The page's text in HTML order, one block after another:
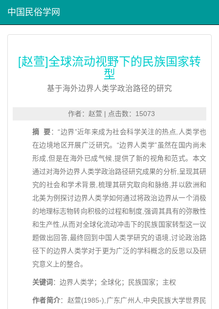
中国民俗学网
[赵萱]全球流动视野下的民族国家转
型
基于海外边界人类学政治路径的研究
作者：赵萱 | 点击数：15073
摘 要：“边界”近年来成为社会科学关注的热点,人类学也
在边境地区开展广泛研究。“边界人类学”虽然在国内尚未
形成,但是在海外已成气候,提供了新的视角和范式。本文
通过对海外边界人类学政治路径研究成果的分析,呈现其研
究的社会和学术背景,梳理其研究取向和脉络,并以欧洲和
北美为例探讨边界人类学如何通过将政治边界从一个消极
的地理标志物转向积极的过程和制度,强调其具有的弥散性
和生产性,从而对全球化流动冲击下的民族国家转型这一议
题做出回答,最终回到中国人类学研究的语境,讨论政治路
径下的边界人类学对于更为广泛的学科概念的反思以及研
究意义上的整合。
关键词 ：边界人类学；全球化；民族国家；主权
作者简介：赵萱(1985-),广东广州人,中央民族大学世界民